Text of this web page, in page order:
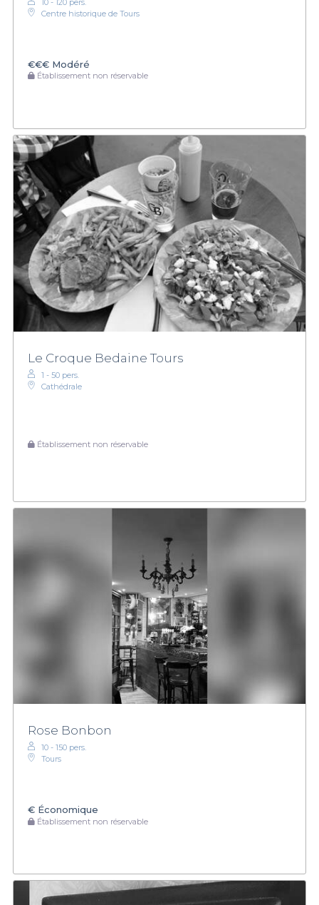
10 - 120 pers.
Centre historique de Tours
€€€ Modéré
Établissement non réservable
Le Croque Bedaine Tours
1 - 50 pers.
Cathédrale
Établissement non réservable
Rose Bonbon
10 - 150 pers.
Tours
€ Économique
Établissement non réservable